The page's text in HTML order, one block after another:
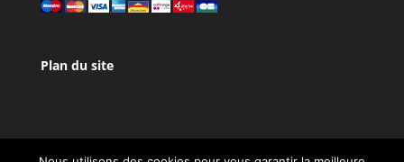
Plan du site